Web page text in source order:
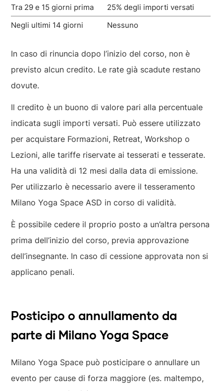
Tra 29 e 15 giorni prima
25% degli importi versati
Negli ultimi 14 giorni
Nessuno
In caso di rinuncia dopo l’inizio del corso, non è
previsto alcun credito. Le rate già scadute restano
dovute.
Il credito è un buono di valore pari alla percentuale
indicata sugli importi versati. Può essere utilizzato
per acquistare Formazioni, Retreat, Workshop o
Lezioni, alle tariffe riservate ai tesserati e tesserate.
Ha una validità di 12 mesi dalla data di emissione.
Per utilizzarlo è necessario avere il tesseramento
Milano Yoga Space ASD in corso di validità.
È possibile cedere il proprio posto a un’altra persona
prima dell’inizio del corso, previa approvazione
dell’insegnante. In caso di cessione approvata non si
applicano penali.
Posticipo o annullamento da
parte di Milano Yoga Space
Milano Yoga Space può posticipare o annullare un
evento per cause di forza maggiore (es. maltempo,